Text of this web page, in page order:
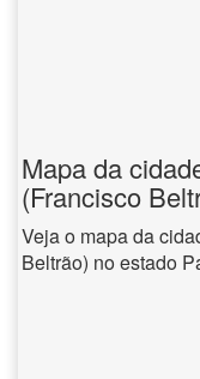
Mapa da
(Francisco
Veja o mapa da
Beltrão) no estado